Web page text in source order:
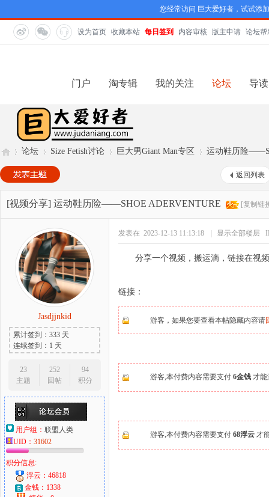
您经常访问 巨大爱好者，试试添
设为首页 收藏本站 每日签到 内容审核 版主申请 论坛帮
门户 淘专辑 我的关注 论坛 导读
巨
爱
»
论坛
›
Size Fetish讨论
›
巨大男Giant Man专区
›
运动鞋历险
返回列表
[视频分享] 运动鞋历险——SHOE ADERVENTURE [复制链
Jasdjjnkid
累计签到：333 天
连续签到：1 天
23
主题
252
回帖
94
积分
用户组： 联盟人类
UID： 31602
积分信息:
浮云：46818
金钱：1338
发表在 2023-12-13 11:13:18 显示全部楼层
分享一个视频，搬运滴，链接在视
链接：
游客，如果您要查看本帖隐藏内容请
游客,本付费内容需要支付 6金钱 才能
游客,本付费内容需要支付 68浮云 才